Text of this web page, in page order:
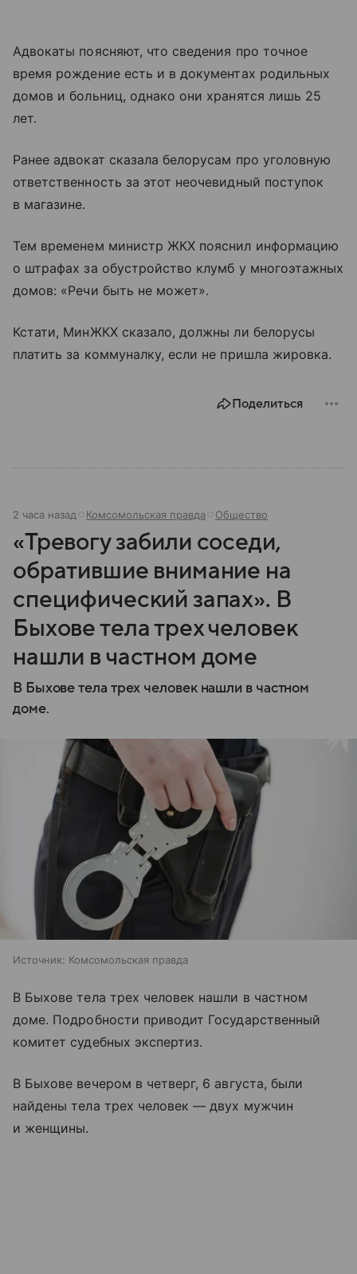
Адвокаты поясняют, что сведения про точное
время рождение есть и в документах родильных
домов и больниц, однако они хранятся лишь 25
лет.
Ранее адвокат сказала белорусам про уголовную
ответственность за этот неочевидный поступок
в магазине.
Тем временем министр ЖКХ пояснил информацию
о штрафах за обустройство клумб у многоэтажных
домов: «Речи быть не может».
Кстати, МинЖКХ сказало, должны ли белорусы
платить за коммуналку, если не пришла жировка.
Поделиться
2 часа назад Комсомольская правда Общество
«Тревогу забили соседи,
обратившие внимание на
специфический запах». В
Быхове тела трех человек
нашли в частном доме
В Быхове тела трех человек нашли в частном
доме.
Источник: Комсомольская правда
В Быхове тела трех человек нашли в частном
доме. Подробности приводит Государственный
комитет судебных экспертиз.
В Быхове вечером в четверг, 6 августа, были
найдены тела трех человек — двух мужчин
и женщины.